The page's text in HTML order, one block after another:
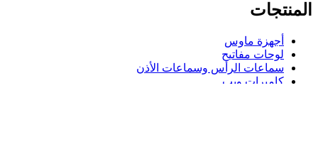
المنتجات
أجهزة ماوس
لوحات مفاتيح
سماعات الرأس وسماعات الأذن
كاميرات ويب